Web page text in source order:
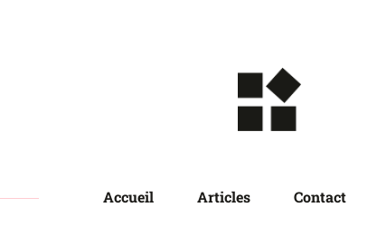
Accueil Articles Contact